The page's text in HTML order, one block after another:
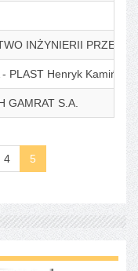
INŻYNIERII
PLAST Henryk Kamiński
GAMRAT S.A.
4 5